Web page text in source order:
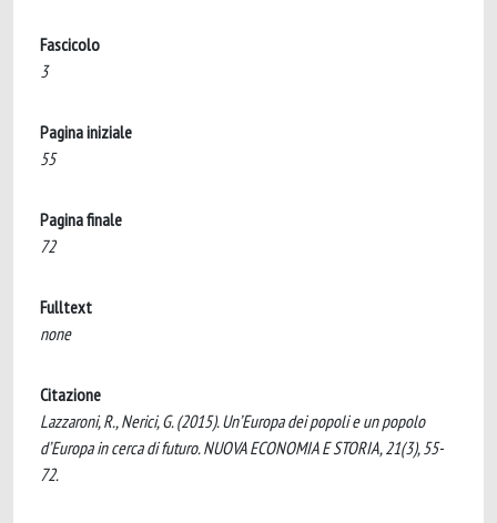
Fascicolo
3
Pagina iniziale
55
Pagina finale
72
Fulltext
none
Citazione
Lazzaroni, R., Nerici, G. (2015). Un’Europa dei popoli e un popolo
d’Europa in cerca di futuro. NUOVA ECONOMIA E STORIA, 21(3), 55-
72.